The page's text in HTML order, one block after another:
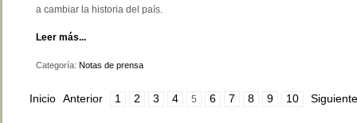
a cambiar la historia del país.
Leer más...
Categoría: Notas de prensa
Inicio Anterior 1 2 3 4 5 6 7 8 9 10 Siguiente